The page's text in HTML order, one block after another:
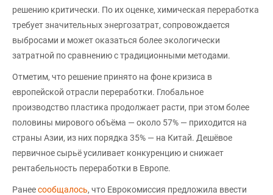
решению критически. По их оценке, химическая переработка
требует значительных энергозатрат, сопровождается
выбросами и может оказаться более экологически
затратной по сравнению с традиционными методами.
Отметим, что решение принято на фоне кризиса в
европейской отрасли переработки. Глобальное
производство пластика продолжает расти, при этом более
половины мирового объёма — около 57% — приходится на
страны Азии, из них порядка 35% — на Китай. Дешёвое
первичное сырьё усиливает конкуренцию и снижает
рентабельность переработки в Европе.
Ранеесообщалось, что Еврокомиссия предложила ввести